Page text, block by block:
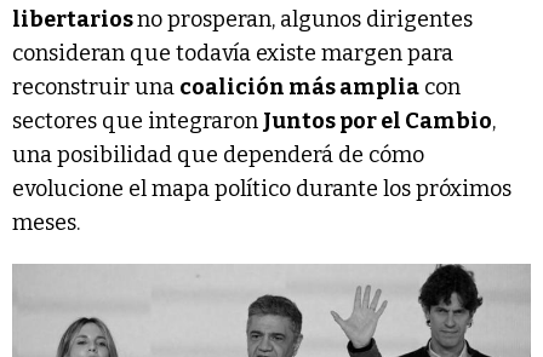
libertariosno prosperan, algunos dirigentes
consideran que todavía existe margen para
reconstruir una coalición más amplia con
sectores que integraron Juntos por el Cambio,
una posibilidad que dependerá de cómo
evolucione el mapa político durante los próximos
meses.